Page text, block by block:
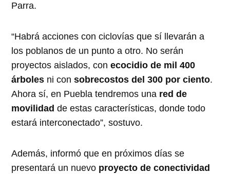
Parra.
“Habrá acciones con ciclovías que sí llevarán a
los poblanos de un punto a otro. No serán
proyectos aislados, conecocidio de mil 400
árboles ni consobrecostos del 300 por ciento.
Ahora sí, en Puebla tendremos una red de
movilidad de estas características, donde todo
estará interconectado”, sostuvo.
Además, informó que en próximos días se
presentará un nuevo proyecto de conectividad